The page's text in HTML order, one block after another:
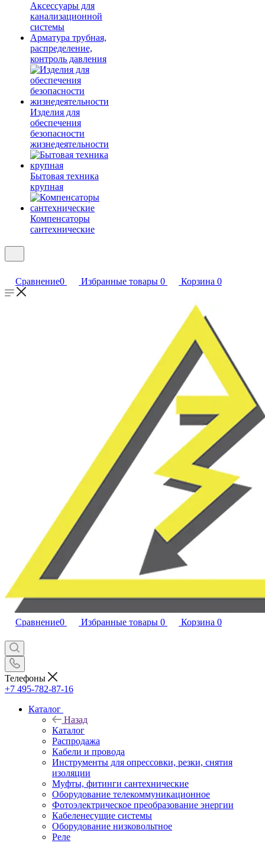
Аксессуары для
канализационной
системы
Арматура трубная,
распределение,
контроль давления
Изделия для
обеспечения
безопасности
жизнедеятельности
Бытовая техника
крупная
Компенсаторы
сантехнические
Сравнение0 Избранные товары 0 Корзина 0
Сравнение0 Избранные товары 0 Корзина 0
Телефоны
+7 495-782-87-16
Каталог
Назад
Каталог
Распродажа
Кабели и провода
Инструменты для опрессовки, резки, снятия
изоляции
Муфты, фитинги сантехнические
Оборудование телекоммуникационное
Фотоэлектрическое преобразование энергии
Кабеленесущие системы
Оборудование низковольтное
Реле